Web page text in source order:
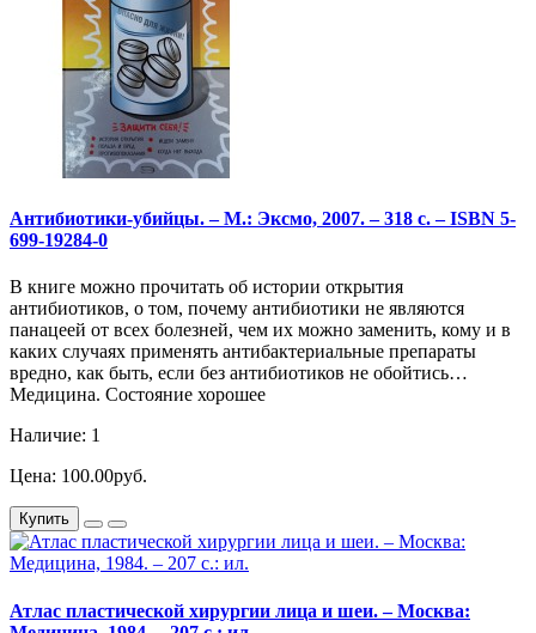
Антибиотики-убийцы. – М.: Эксмо, 2007. – 318 с. – ISBN 5-
699-19284-0
В книге можно прочитать об истории открытия
антибиотиков, о том, почему антибиотики не являются
панацеей от всех болезней, чем их можно заменить, кому и в
каких случаях применять антибактериальные препараты
вредно, как быть, если без антибиотиков не обойтись…
Медицина. Состояние хорошее
Наличие: 1
Цена: 100.00руб.
Купить
Атлас пластической хирургии лица и шеи. – Москва: